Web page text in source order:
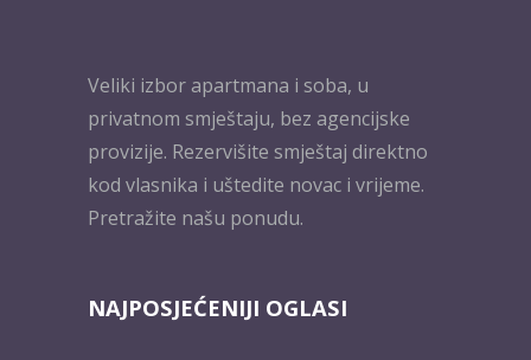
Veliki izbor apartmana i soba, u
privatnom smještaju, bez agencijske
provizije. Rezervišite smještaj direktno
kod vlasnika i uštedite novac i vrijeme.
Pretražite našu ponudu.
NAJPOSJEĆENIJI OGLASI